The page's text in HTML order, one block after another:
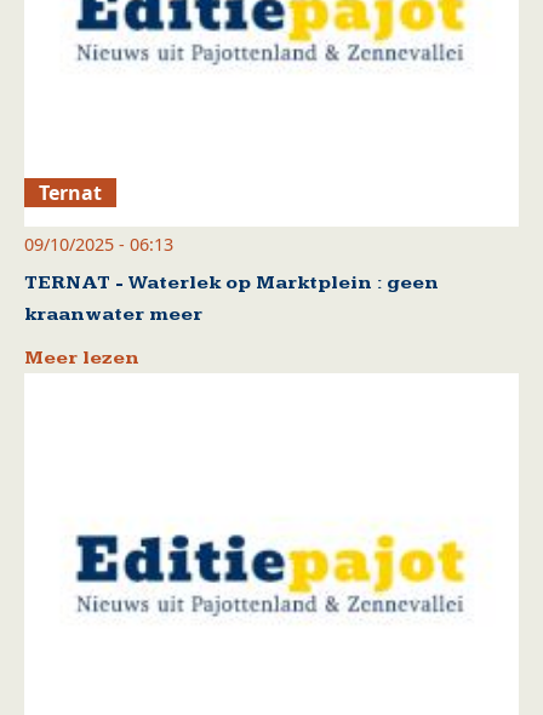
Ternat
09/10/2025 - 06:13
TERNAT - Waterlek op Marktplein : geen
kraanwater meer
Meer lezen